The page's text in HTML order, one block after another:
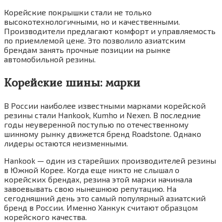
Корейские покрышки стали не только
высокотехнологичными, но и качественными.
Производители предлагают комфорт и управляемость
по приемлемой цене. Это позволило азиатским
брендам занять прочные позиции на рынке
автомобильной резины.
Корейские шины: марки
В России наиболее известными марками корейской
резины стали Hankook, Kumho и Nexen. В последние
годы неуверенной поступью по отечественному
шинному рынку движется бренд Roadstone. Однако
лидеры остаются неизменными.
Hankook — один из старейших производителей резины
в Южной Корее. Когда еще никто не слышал о
корейских брендах, резина этой марки начинала
завоевывать свою нынешнюю репутацию. На
сегодняшний день это самый популярный азиатский
бренд в России. Именно Ханкук считают образцом
корейского качества.